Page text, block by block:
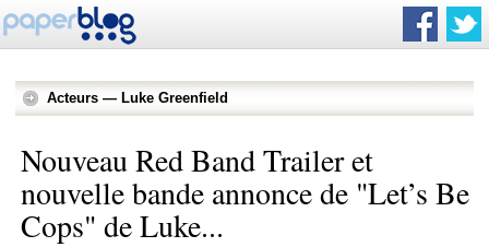
Acteurs — Luke Greenfield
Nouveau Red Band Trailer et
nouvelle bande annonce de "Let’s Be
Cops" de Luke...